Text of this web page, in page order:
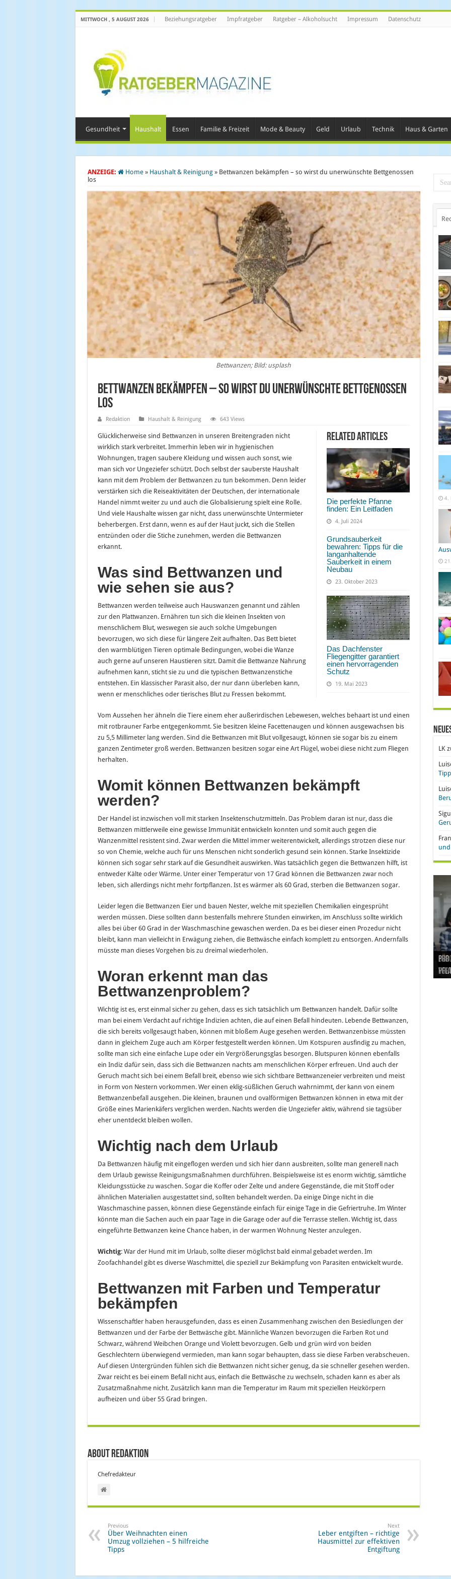
MITTWOCH , 5 AUGUST 2026 Beziehungsratgeber Impfratgeber Ratgeber – Alkoholsucht Impressum Datenschutz
Gesundheit Haushalt Essen Familie & Freizeit Mode & Beauty Geld Urlaub Technik Haus & Garten
ANZEIGE: Home » Haushalt & Reinigung » Bettwanzen bekämpfen – so wirst du unerwünschte Bettgenossen
los
Bettwanzen; Bild: usplash
Bettwanzen bekämpfen – so wirst du unerwünschte Bettgenossen
los
Redaktion Haushalt & Reinigung 643 Views
Related Articles
Die perfekte Pfanne
finden: Ein Leitfaden
4. Juli 2024
Grundsauberkeit
bewahren: Tipps für die
langanhaltende
Sauberkeit in einem
Neubau
23. Oktober 2023
Das Dachfenster
Fliegengitter garantiert
einen hervorragenden
Schutz
19. Mai 2023
Glücklicherweise sind Bettwanzen in unseren Breitengraden nicht
wirklich stark verbreitet. Immerhin leben wir in hygienischen
Wohnungen, tragen saubere Kleidung und wissen auch sonst, wie
man sich vor Ungeziefer schützt. Doch selbst der sauberste Haushalt
kann mit dem Problem der Bettwanzen zu tun bekommen. Denn leider
verstärken sich die Reiseaktivitäten der Deutschen, der internationale
Handel nimmt weiter zu und auch die Globalisierung spielt eine Rolle.
Und viele Haushalte wissen gar nicht, dass unerwünschte Untermieter
beherbergen. Erst dann, wenn es auf der Haut juckt, sich die Stellen
entzünden oder die Stiche zunehmen, werden die Bettwanzen
erkannt.
Was sind Bettwanzen und
wie sehen sie aus?
Bettwanzen werden teilweise auch Hauswanzen genannt und zählen
zur den Plattwanzen. Ernähren tun sich die kleinen Insekten von
menschlichem Blut, weswegen sie auch solche Umgebungen
bevorzugen, wo sich diese für längere Zeit aufhalten. Das Bett bietet
den warmblütigen Tieren optimale Bedingungen, wobei die Wanze
auch gerne auf unseren Haustieren sitzt. Damit die Bettwanze Nahrung
aufnehmen kann, sticht sie zu und die typischen Bettwanzenstiche
entstehen. Ein klassischer Parasit also, der nur dann überleben kann,
wenn er menschliches oder tierisches Blut zu Fressen bekommt.
Vom Aussehen her ähneln die Tiere einem eher außerirdischen Lebewesen, welches behaart ist und einen
mit rotbrauner Farbe entgegenkommt. Sie besitzen kleine Facettenaugen und können ausgewachsen bis
zu 5,5 Millimeter lang werden. Sind die Bettwanzen mit Blut vollgesaugt, können sie sogar bis zu einem
ganzen Zentimeter groß werden. Bettwanzen besitzen sogar eine Art Flügel, wobei diese nicht zum Fliegen
herhalten.
Womit können Bettwanzen bekämpft
werden?
Der Handel ist inzwischen voll mit starken Insektenschutzmitteln. Das Problem daran ist nur, dass die
Bettwanzen mittlerweile eine gewisse Immunität entwickeln konnten und somit auch gegen die
Wanzenmittel resistent sind. Zwar werden die Mittel immer weiterentwickelt, allerdings strotzen diese nur
so von Chemie, welche auch für uns Menschen nicht sonderlich gesund sein können. Starke Insektizide
können sich sogar sehr stark auf die Gesundheit auswirken. Was tatsächlich gegen die Bettwanzen hilft, ist
entweder Kälte oder Wärme. Unter einer Temperatur von 17 Grad können die Bettwanzen zwar noch
leben, sich allerdings nicht mehr fortpflanzen. Ist es wärmer als 60 Grad, sterben die Bettwanzen sogar.
Leider legen die Bettwanzen Eier und bauen Nester, welche mit speziellen Chemikalien eingesprüht
werden müssen. Diese sollten dann bestenfalls mehrere Stunden einwirken, im Anschluss sollte wirklich
alles bei über 60 Grad in der Waschmaschine gewaschen werden. Da es bei dieser einen Prozedur nicht
bleibt, kann man vielleicht in Erwägung ziehen, die Bettwäsche einfach komplett zu entsorgen. Andernfalls
müsste man dieses Vorgehen bis zu dreimal wiederholen.
Woran erkennt man das
Bettwanzenproblem?
Wichtig ist es, erst einmal sicher zu gehen, dass es sich tatsächlich um Bettwanzen handelt. Dafür sollte
man bei einem Verdacht auf richtige Indizien achten, die auf einen Befall hindeuten. Lebende Bettwanzen,
die sich bereits vollgesaugt haben, können mit bloßem Auge gesehen werden. Bettwanzenbisse müssten
dann in gleichem Zuge auch am Körper festgestellt werden können. Um Kotspuren ausfindig zu machen,
sollte man sich eine einfache Lupe oder ein Vergrößerungsglas besorgen. Blutspuren können ebenfalls
ein Indiz dafür sein, dass sich die Bettwanzen nachts am menschlichen Körper erfreuen. Und auch der
Geruch macht sich bei einem Befall breit, ebenso wie sich sichtbare Bettwanzeneier verbreiten und meist
in Form von Nestern vorkommen. Wer einen eklig-süßlichen Geruch wahrnimmt, der kann von einem
Bettwanzenbefall ausgehen. Die kleinen, braunen und ovalförmigen Bettwanzen können in etwa mit der
Größe eines Marienkäfers verglichen werden. Nachts werden die Ungeziefer aktiv, während sie tagsüber
eher unentdeckt bleiben wollen.
Wichtig nach dem Urlaub
Da Bettwanzen häufig mit eingeflogen werden und sich hier dann ausbreiten, sollte man generell nach
dem Urlaub gewisse Reinigungsmaßnahmen durchführen. Beispielsweise ist es enorm wichtig, sämtliche
Kleidungsstücke zu waschen. Sogar die Koffer oder Zelte und andere Gegenstände, die mit Stoff oder
ähnlichen Materialien ausgestattet sind, sollten behandelt werden. Da einige Dinge nicht in die
Waschmaschine passen, können diese Gegenstände einfach für einige Tage in die Gefriertruhe. Im Winter
könnte man die Sachen auch ein paar Tage in die Garage oder auf die Terrasse stellen. Wichtig ist, dass
eingeführte Bettwanzen keine Chance haben, in der warmen Wohnung Nester anzulegen.
Wichtig: War der Hund mit im Urlaub, sollte dieser möglichst bald einmal gebadet werden. Im
Zoofachhandel gibt es diverse Waschmittel, die speziell zur Bekämpfung von Parasiten entwickelt wurde.
Bettwanzen mit Farben und Temperatur
bekämpfen
Wissenschaftler haben herausgefunden, dass es einen Zusammenhang zwischen den Besiedlungen der
Bettwanzen und der Farbe der Bettwäsche gibt. Männliche Wanzen bevorzugen die Farben Rot und
Schwarz, während Weibchen Orange und Violett bevorzugen. Gelb und grün wird von beiden
Geschlechtern überwiegend vermieden, man kann sogar behaupten, dass sie diese Farben verabscheuen.
Auf diesen Untergründen fühlen sich die Bettwanzen nicht sicher genug, da sie schneller gesehen werden.
Zwar reicht es bei einem Befall nicht aus, einfach die Bettwäsche zu wechseln, schaden kann es aber als
Zusatzmaßnahme nicht. Zusätzlich kann man die Temperatur im Raum mit speziellen Heizkörpern
aufheizen und über 55 Grad bringen.
About Redaktion
Chefredakteur
Previous
Über Weihnachten einen
Umzug vollziehen – 5 hilfreiche
Tipps
Next
Leber entgiften – richtige
Hausmittel zur effektiven
Entgiftung
4.
LK
und
Pro